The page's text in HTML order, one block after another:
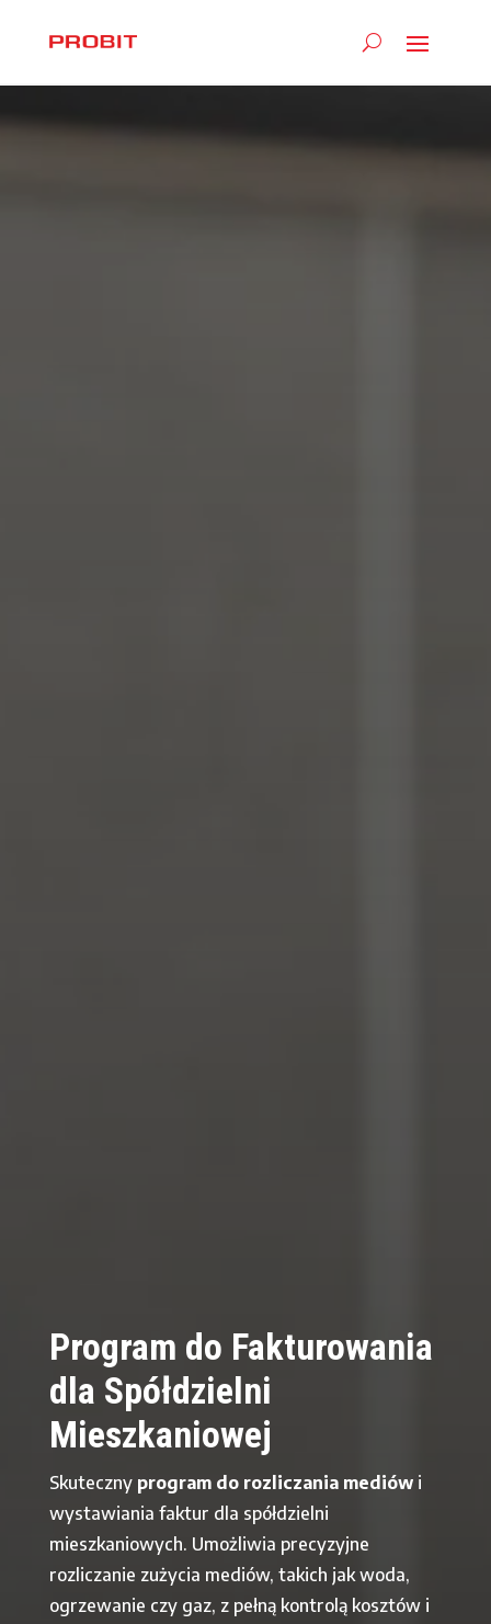
Program do Fakturowania
dla Spółdzielni
Mieszkaniowej
Skuteczny program do rozliczania mediówi
wystawiania faktur dla spółdzielni
mieszkaniowych. Umożliwia precyzyjne
rozliczanie zużycia mediów, takich jak woda,
ogrzewanie czy gaz, z pełną kontrolą kosztów i